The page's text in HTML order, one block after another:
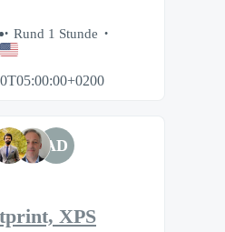
Rund 1 Stunde
AD
XPS